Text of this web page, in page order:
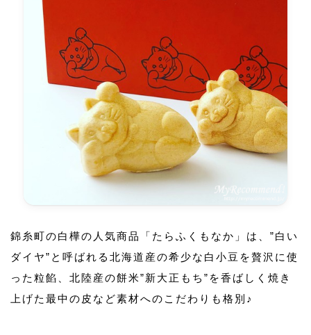
錦糸町の白樺の人気商品「たらふくもなか」は、”白い
ダイヤ”と呼ばれる北海道産の希少な白小豆を贅沢に使
った粒餡、北陸産の餅米”新大正もち”を香ばしく焼き
上げた最中の皮など素材へのこだわりも格別♪